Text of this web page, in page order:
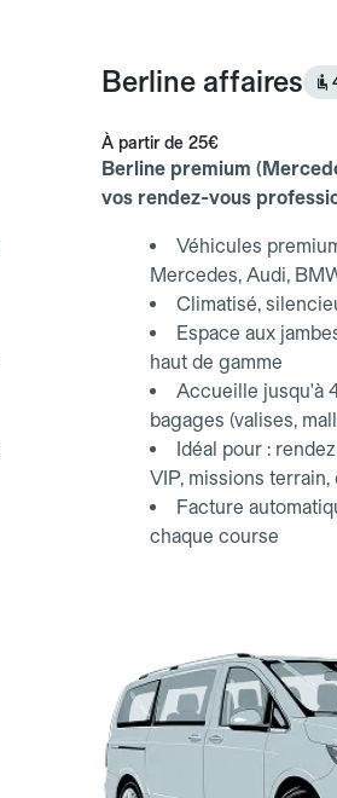
Berline affaires
À partir de 25€
Berline premium
vos rendez-vous
Véhicules
Mercedes, Audi,
Climatisé,
Espace aux
haut de gamme
Accueille jusqu'à
bagages (valises,
Idéal pour :
VIP, missions
Facture
chaque course